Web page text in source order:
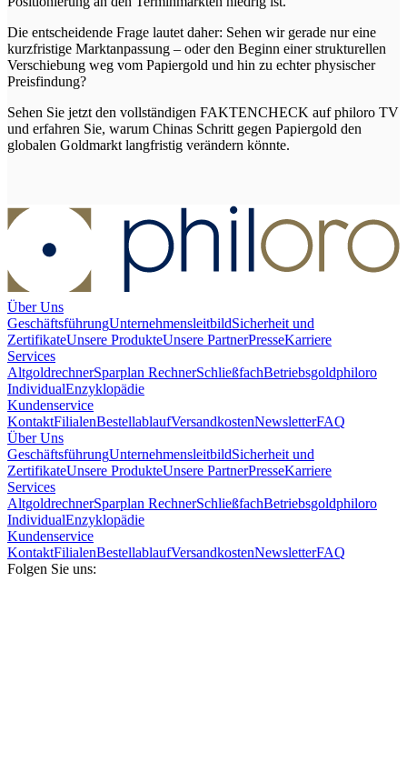
Die entscheidende Frage lautet daher: Sehen wir gerade nur eine
kurzfristige Marktanpassung – oder den Beginn einer strukturellen
Verschiebung weg vom Papiergold und hin zu echter physischer
Preisfindung?
Sehen Sie jetzt den vollständigen FAKTENCHECK auf philoro TV
und erfahren Sie, warum Chinas Schritt gegen Papiergold den
globalen Goldmarkt langfristig verändern könnte.
Über Uns
GeschäftsführungUnternehmensleitbildSicherheit und
ZertifikateUnsere ProdukteUnsere PartnerPresseKarriere
Services
AltgoldrechnerSparplan RechnerSchließfachBetriebsgoldphiloro
IndividualEnzyklopädie
Kundenservice
KontaktFilialenBestellablaufVersandkostenNewsletterFAQ
Über Uns
GeschäftsführungUnternehmensleitbildSicherheit und
ZertifikateUnsere ProdukteUnsere PartnerPresseKarriere
Services
AltgoldrechnerSparplan RechnerSchließfachBetriebsgoldphiloro
IndividualEnzyklopädie
Kundenservice
KontaktFilialenBestellablaufVersandkostenNewsletterFAQ
Folgen Sie uns: